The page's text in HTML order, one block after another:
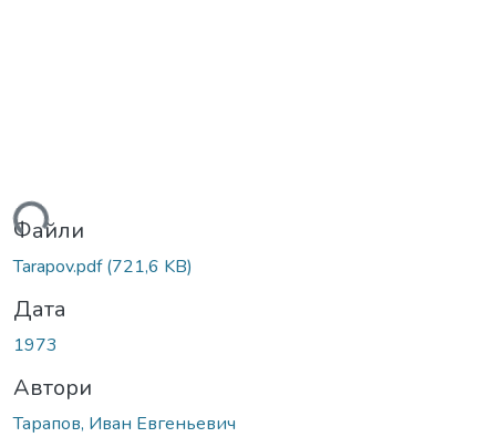
Файли
Tarapov.pdf(721,6 KB)
Дата
1973
Автори
Тарапов, Иван Евгеньевич